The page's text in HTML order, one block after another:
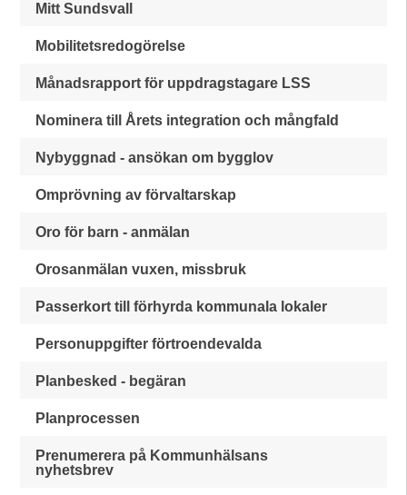
Mitt Sundsvall
Mobilitetsredogörelse
Månadsrapport för uppdragstagare LSS
Nominera till Årets integration och mångfald
Nybyggnad - ansökan om bygglov
Omprövning av förvaltarskap
Oro för barn - anmälan
Orosanmälan vuxen, missbruk
Passerkort till förhyrda kommunala lokaler
Personuppgifter förtroendevalda
Planbesked - begäran
Planprocessen
Prenumerera på Kommunhälsans
nyhetsbrev